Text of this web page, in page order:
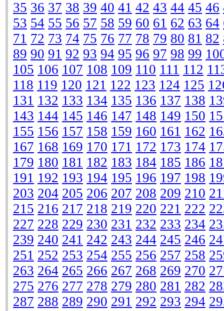
35 36 37 38 39 40 41 42 43 44 45 46
53 54 55 56 57 58 59 60 61 62 63 64
71 72 73 74 75 76 77 78 79 80 81 82
89 90 91 92 93 94 95 96 97 98 99
105 106 107 108 109 110 111 112
118 119 120 121 122 123 124 125
131 132 133 134 135 136 137 138
143 144 145 146 147 148 149 150
155 156 157 158 159 160 161 162
167 168 169 170 171 172 173 174
179 180 181 182 183 184 185 186
191 192 193 194 195 196 197 198
203 204 205 206 207 208 209 210
215 216 217 218 219 220 221 222
227 228 229 230 231 232 233 234
239 240 241 242 243 244 245 246
251 252 253 254 255 256 257 258
263 264 265 266 267 268 269 270
275 276 277 278 279 280 281 282
287 288 289 290 291 292 293 294